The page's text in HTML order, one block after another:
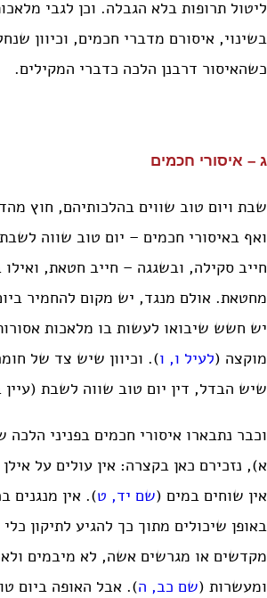
ליטול תרופות בלא הגבלה. וכן לגבי
בשינוי, איסורם מדברי חכמים, וכיוון
כשהאיסור דרבנן הלכה כדברי המקילים.
ג – איסורי חכמים
שבת ויום טוב שווים בהלכותיהם, חוץ
ואף באיסורי חכמים – יום טוב שווה
חייב סקילה, ובשגגה – חייב חטאת,
מחטאת. אולם מנגד, יש מקום להחמיר
יש חשש שיבואו לעשות בו מלאכות
מוקצה (לעיל ו, ו). וכיוון שיש צד של
שיש הבדל, דין יום טוב שווה לשבת
וכבר נתבארו איסורי חכמים בפניני
א), נזכירם כאן בקצרה: אין עולים על
אין שוחים במים (שם יד, ט). אין מנגנים
באופן שיכולים מתוך כך להגיע לתיקון
מקדשים או מגרשים אשה, לא מיבמים
ומעשרות (שם כב, ה). אבל האופה ביום